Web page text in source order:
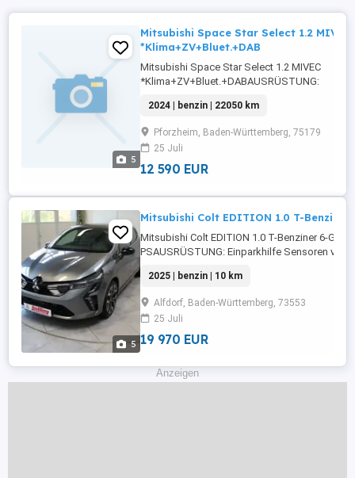
5
Mitsubishi Space Star Select 1.2 MIVEC
*Klima+ZV+Bluet.+DAB
Mitsubishi Space Star Select 1.2 MIVEC
*Klima+ZV+Bluet.+DABAUSRÜSTUNG:
Radio,Servolenkung,Elektrische
...
2024 | benzin | 22050 km
Pforzheim, Baden-Württemberg, 75179
25 Juli
12 590 EUR
5
Mitsubishi Colt EDITION 1.0 T-Benziner
Mitsubishi Colt EDITION 1.0 T-Benziner 6-Gang
PSAUSRÜSTUNG: Einparkhilfe Sensoren
Lenkrad,Berganfahrassistent,DAB-
Scheinwerfer,Servolenkung,Elektrische ...
2025 | benzin | 10 km
Alfdorf, Baden-Württemberg, 73553
25 Juli
19 970 EUR
Anzeigen